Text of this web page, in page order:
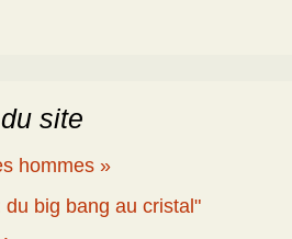
site
hommes »
big bang au cristal"